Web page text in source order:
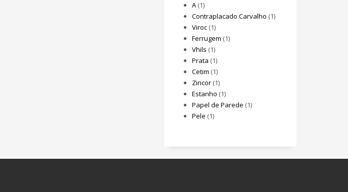
A(1)
Contraplacado Carvalho (1)
Viroc(1)
Ferrugem (1)
Vhils (1)
Prata (1)
Cetim (1)
Zincor(1)
Estanho (1)
Papel de Parede (1)
Pele (1)